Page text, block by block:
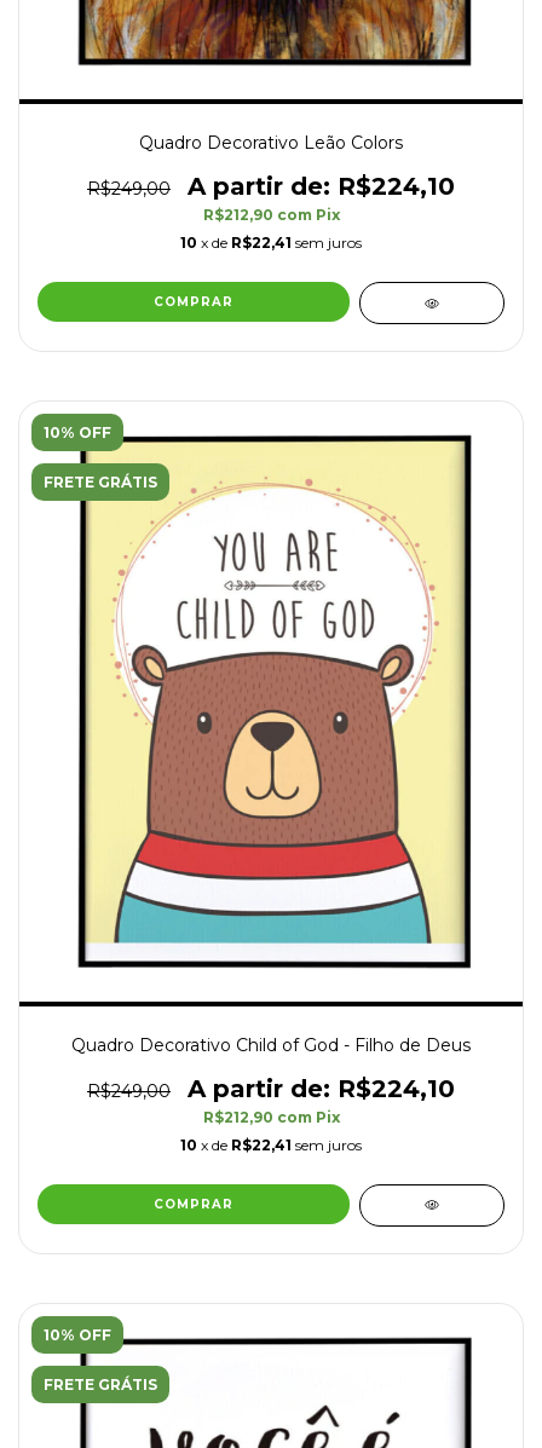
Quadro Decorativo Leão Colors
R$249,00 R$224,10
R$212,90 com Pix
10 x de R$22,41 sem juros
COMPRAR
10% OFF
FRETE GRÁTIS
Quadro Decorativo Child of God - Filho de Deus
R$249,00 R$224,10
R$212,90 com Pix
10 x de R$22,41 sem juros
COMPRAR
10% OFF
FRETE GRÁTIS